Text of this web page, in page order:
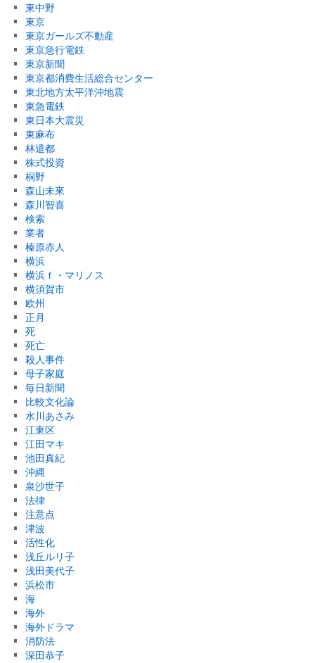
東中野
東京
東京ガールズ不動産
東京急行電鉄
東京新聞
東京都消費生活総合センター
東北地方太平洋沖地震
東急電鉄
東日本大震災
東麻布
林遣都
株式投資
桐野
森山未來
森川智喜
検索
業者
榛原赤人
横浜
横浜ｆ・マリノス
横須賀市
欧州
正月
死
死亡
殺人事件
母子家庭
毎日新聞
比較文化論
水川あさみ
江東区
江田マキ
池田真紀
沖縄
泉沙世子
法律
注意点
津波
活性化
浅丘ルリ子
浅田美代子
浜松市
海
海外
海外ドラマ
消防法
深田恭子